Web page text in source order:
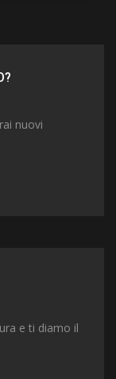
nuovi
e ti diamo il